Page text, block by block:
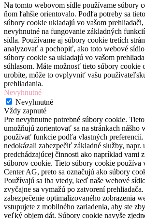
Na tomto webovom sídle používame súbory
ňom ľahšie orientovalo. Podľa potreby sa
súbory cookie ukladajú vo vašom prehliadači,
nevyhnutné na fungovanie základných
sídla. Používame aj súbory cookie tretích
analyzovať a pochopiť, ako toto webové
súbory cookie sa ukladajú vo vašom
súhlasom. Máte možnosť tieto súbory
urobíte, môže to ovplyvniť vašu
prehliadania.
Nevyhnutné
Nevyhnutné
Vždy zapnuté
Pre nevyhnutne potrebné súbory cookie.
umožňujú zorientovať sa na stránkach nášho
používať funkcie podľa vlastných preferencií.
nedokázali zabezpečiť základné služby, napr.
predchádzajúcej činnosti ako napríklad vami
súborov cookie. Tieto súbory cookie používa
Center AG, preto sa označujú ako súbory
Používajú sa iba vtedy, keď naše webové
zvyčajne sa vymažú po zatvorení
zabezpečenie optimalizovaného zobrazenia
vstupujete z mobilného zariadenia, aby ste
veľký objem dát. Súbory cookie navyše